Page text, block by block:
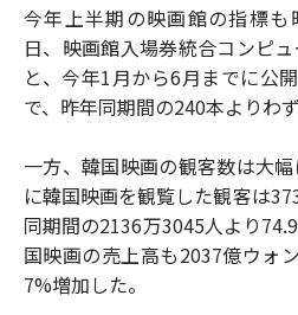
今年上半期の映画館の指標
日、映画館入場券統合コンピ
と、今年1月から6月までに公
で、昨年同期間の240本よりわ
一方、韓国映画の観客数は大
に韓国映画を観覧した観客は
同期間の2136万3045人より
国映画の売上高も2037億ウォ
7%増加した。